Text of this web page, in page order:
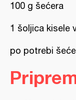
100 g šećera
1 šoljica kisele
po potrebi